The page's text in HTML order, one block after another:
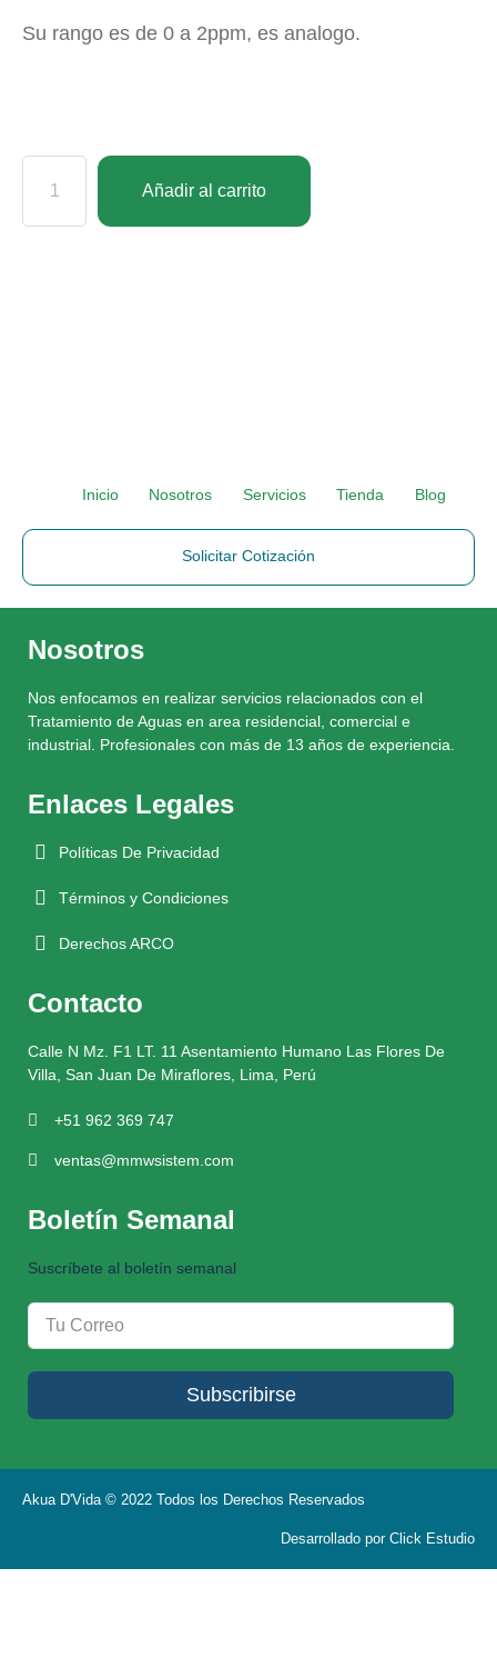
Su rango es de 0 a 2ppm, es analogo.
Añadir al carrito
Inicio Nosotros Servicios Tienda Blog
Solicitar Cotización
Nosotros
Nos enfocamos en realizar servicios relacionados con el
Tratamiento de Aguas en area residencial, comercial e
industrial. Profesionales con más de 13 años de experiencia.
Enlaces Legales
Políticas De Privacidad
Términos y Condiciones
Derechos ARCO
Contacto
Calle N Mz. F1 LT. 11 Asentamiento Humano Las Flores De
Villa, San Juan De Miraflores, Lima, Perú
+51 962 369 747
ventas@mmwsistem.com
Boletín Semanal
Suscríbete al boletín semanal
Subscribirse
Akua D'Vida © 2022 Todos los Derechos Reservados
Desarrollado por Click Estudio